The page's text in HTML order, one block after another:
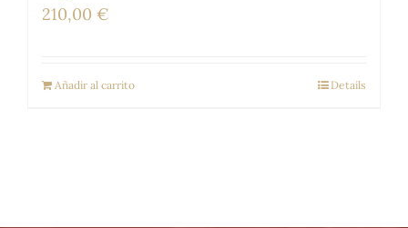
210,00 €
Añadir al carrito Details